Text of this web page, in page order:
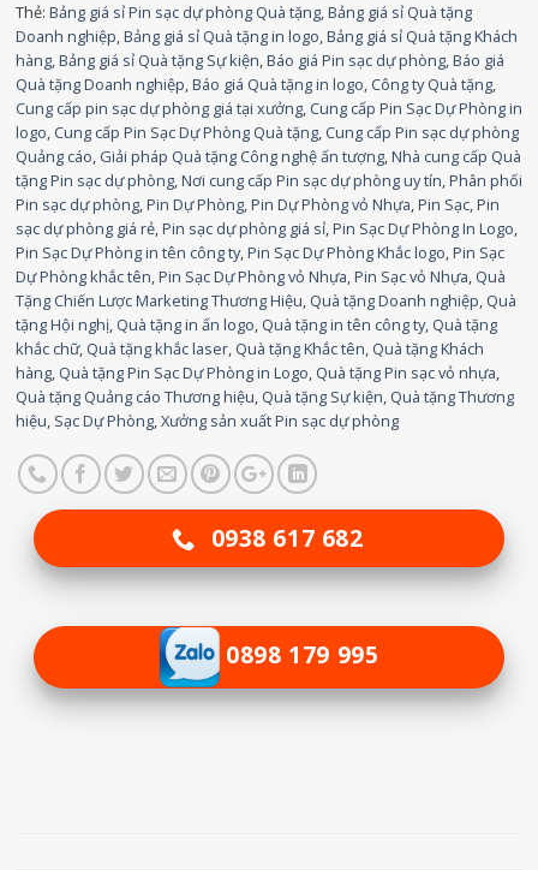
Thẻ: Bảng giá sỉ Pin sạc dự phòng Quà tặng,Bảng giá sỉ Quà tặng
Doanh nghiệp,Bảng giá sỉ Quà tặng in logo,Bảng giá sỉ Quà tặng Khách
hàng,Bảng giá sỉ Quà tặng Sự kiện,Báo giá Pin sạc dự phòng,Báo giá
Quà tặng Doanh nghiệp,Báo giá Quà tặng in logo, Công ty Quà tặng,
Cung cấp pin sạc dự phòng giá tại xưởng, Cung cấp Pin Sạc Dự Phòng in
logo, Cung cấp Pin Sạc Dự Phòng Quà tặng, Cung cấp Pin sạc dự phòng
Quảng cáo, Giải pháp Quà tặng Công nghệ ấn tượng,Nhà cung cấp Quà
tặng Pin sạc dự phòng,Nơi cung cấp Pin sạc dự phòng uy tín,Phân phối
Pin sạc dự phòng,Pin Dự Phòng,Pin Dự Phòng vỏ Nhựa,Pin Sạc,Pin
sạc dự phòng giá rẻ,Pin sạc dự phòng giá sỉ,Pin Sạc Dự Phòng In Logo,
Pin Sạc Dự Phòng in tên công ty,Pin Sạc Dự Phòng Khắc logo,Pin Sạc
Dự Phòng khắc tên,Pin Sạc Dự Phòng vỏ Nhựa,Pin Sạc vỏ Nhựa, Quà
Tặng Chiến Lược Marketing Thương Hiệu, Quà tặng Doanh nghiệp, Quà
tặng Hội nghị, Quà tặng in ấn logo, Quà tặng in tên công ty, Quà tặng
khắc chữ, Quà tặng khắc laser, Quà tặng Khắc tên, Quà tặng Khách
hàng, Quà tặng Pin Sạc Dự Phòng in Logo, Quà tặng Pin sạc vỏ nhựa,
Quà tặng Quảng cáo Thương hiệu, Quà tặng Sự kiện, Quà tặng Thương
hiệu, Sạc Dự Phòng,Xưởng sản xuất Pin sạc dự phòng
0938 617 682
0898 179 995